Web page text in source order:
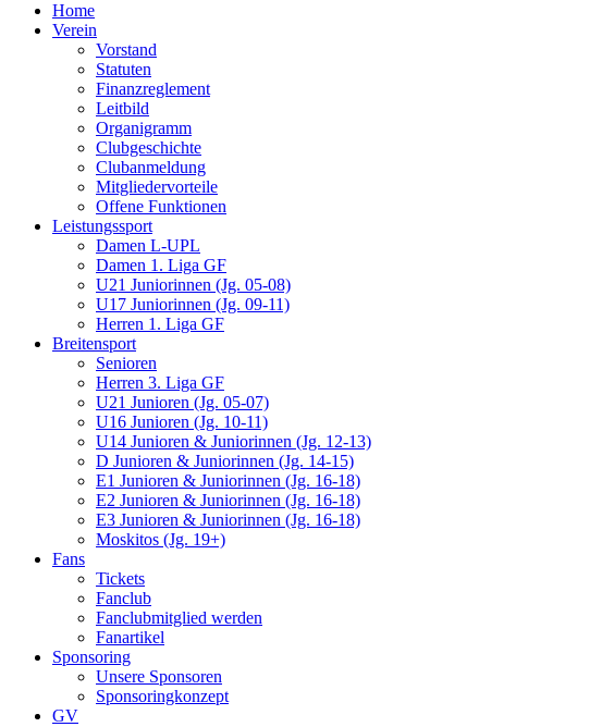
Home
Verein
Vorstand
Statuten
Finanzreglement
Leitbild
Organigramm
Clubgeschichte
Clubanmeldung
Mitgliedervorteile
Offene Funktionen
Leistungssport
Damen L-UPL
Damen 1. Liga GF
U21 Juniorinnen (Jg. 05-08)
U17 Juniorinnen (Jg. 09-11)
Herren 1. Liga GF
Breitensport
Senioren
Herren 3. Liga GF
U21 Junioren (Jg. 05-07)
U16 Junioren (Jg. 10-11)
U14 Junioren & Juniorinnen (Jg. 12-13)
D Junioren & Juniorinnen (Jg. 14-15)
E1 Junioren & Juniorinnen (Jg. 16-18)
E2 Junioren & Juniorinnen (Jg. 16-18)
E3 Junioren & Juniorinnen (Jg. 16-18)
Moskitos (Jg. 19+)
Fans
Tickets
Fanclub
Fanclubmitglied werden
Fanartikel
Sponsoring
Unsere Sponsoren
Sponsoringkonzept
GV